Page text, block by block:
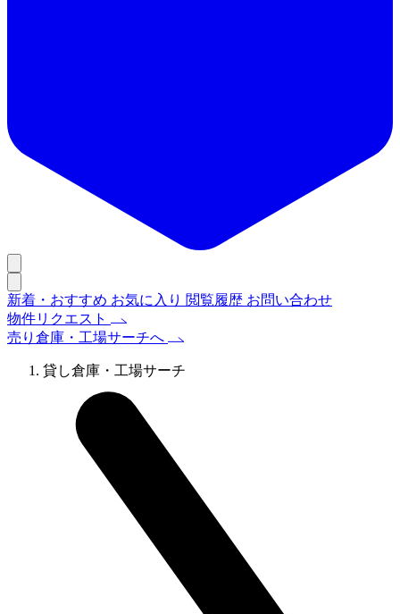
新着・おすすめ お気に入り 閲覧履歴 お問い合わせ
物件リクエスト
売り倉庫・工場サーチへ
貸し倉庫・工場サーチ